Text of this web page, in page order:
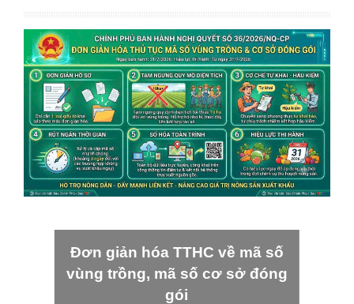
Đơn giản hóa TTHC về mã số
vùng trồng, mã số cơ sở đóng
gói